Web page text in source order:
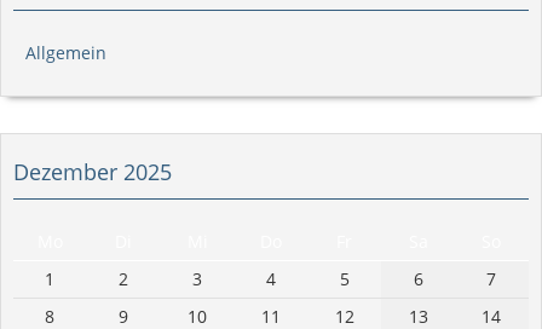
Allgemein
Dezember 2025
1
2 3 4 5 6
7
8
9 10 11 12 13
14